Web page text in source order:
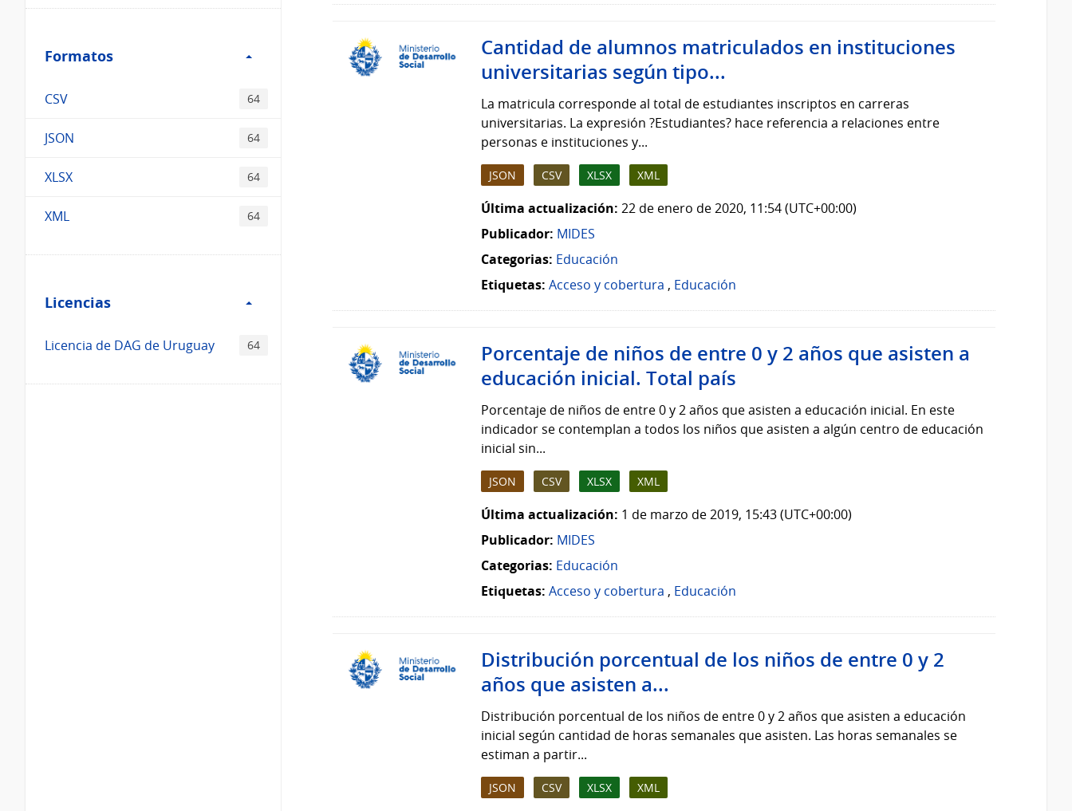
Formatos
Formatos
CSV 64
JSON 64
XLSX 64
XML 64
Licencias
Licencias
Licencia de DAG de Uruguay 64
Cantidad de alumnos matriculados en instituciones
universitarias según tipo...
La matricula corresponde al total de estudiantes inscriptos en carreras
universitarias. La expresión ?Estudiantes? hace referencia a relaciones entre
personas e instituciones y...
JSON CSV XLSX XML
Última actualización: 22 de enero de 2020, 11:54 (UTC+00:00)
Publicador: MIDES
Categorias: Educación
Etiquetas: Acceso y cobertura , Educación
Porcentaje de niños de entre 0 y 2 años que asisten a
educación inicial. Total país
Porcentaje de niños de entre 0 y 2 años que asisten a educación inicial. En este
indicador se contemplan a todos los niños que asisten a algún centro de educación
inicial sin...
JSON CSV XLSX XML
Última actualización: 1 de marzo de 2019, 15:43 (UTC+00:00)
Publicador: MIDES
Categorias: Educación
Etiquetas: Acceso y cobertura , Educación
Distribución porcentual de los niños de entre 0 y 2
años que asisten a...
Distribución porcentual de los niños de entre 0 y 2 años que asisten a educación
inicial según cantidad de horas semanales que asisten. Las horas semanales se
estiman a partir...
JSON CSV XLSX XML